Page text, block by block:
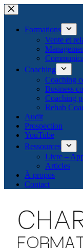
Passer
au
contenuFormations
Vente et
Coaching
Coaching
Business
Coaching
Rehab
Audit
Prospection
YouTube
Ressources
Livre –
Articles
À propos
Contact